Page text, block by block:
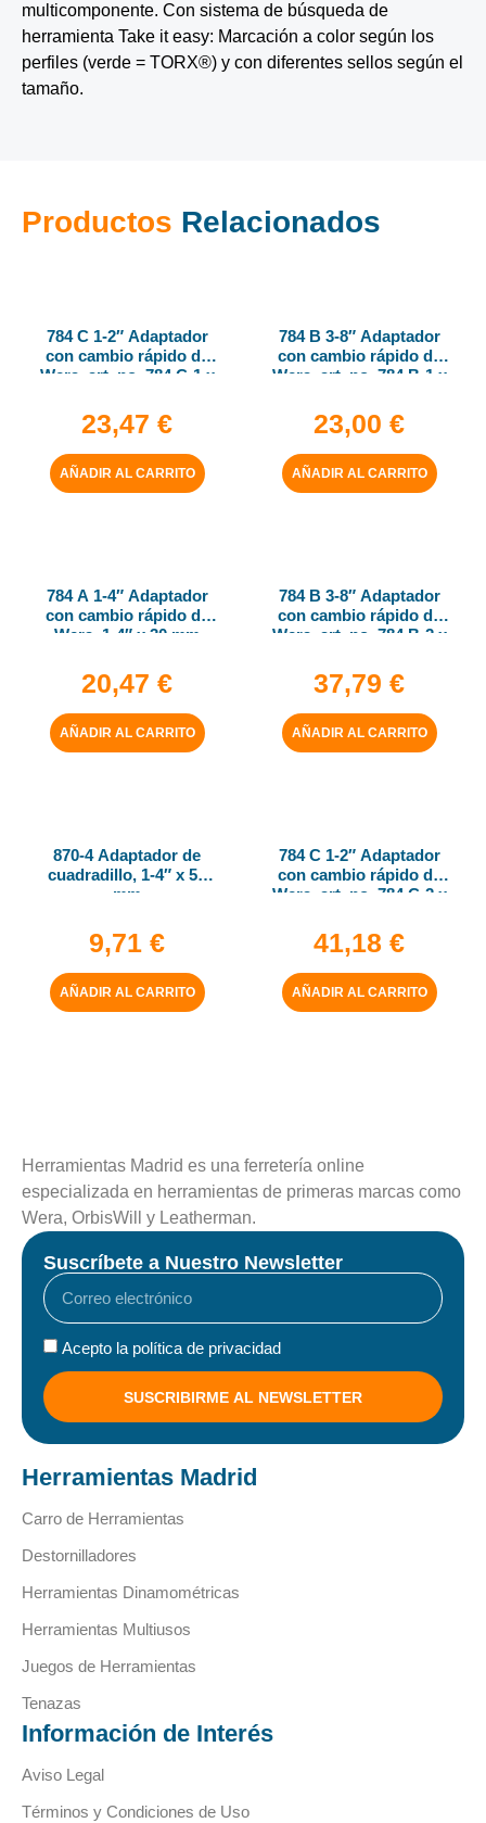
multicomponente. Con sistema de búsqueda de
herramienta Take it easy: Marcación a color según los
perfiles (verde = TORX®) y con diferentes sellos según el
tamaño.
Productos Relacionados
784 C 1-2″ Adaptador
con cambio rápido de
Wera, art. no. 784 C-1 x
23,47 €
AÑADIR AL CARRITO
784 B 3-8″ Adaptador
con cambio rápido de
Wera, art. no. 784 B-1 x
23,00 €
AÑADIR AL CARRITO
784 A 1-4″ Adaptador
con cambio rápido de
Wera, 1-4″ x 30 mm
20,47 €
AÑADIR AL CARRITO
784 B 3-8″ Adaptador
con cambio rápido de
Wera, art. no. 784 B-2 x
37,79 €
AÑADIR AL CARRITO
870-4 Adaptador de
cuadradillo, 1-4″ x 50
mm
9,71 €
AÑADIR AL CARRITO
784 C 1-2″ Adaptador
con cambio rápido de
Wera, art. no. 784 C-2 x
41,18 €
AÑADIR AL CARRITO
Herramientas Madrid es una ferretería online
especializada en herramientas de primeras marcas como
Wera, OrbisWill y Leatherman.
Suscríbete a Nuestro Newsletter
Acepto la política de privacidad
SUSCRIBIRME AL NEWSLETTER
Herramientas Madrid
Carro de Herramientas
Destornilladores
Herramientas Dinamométricas
Herramientas Multiusos
Juegos de Herramientas
Tenazas
Información de Interés
Aviso Legal
Términos y Condiciones de Uso